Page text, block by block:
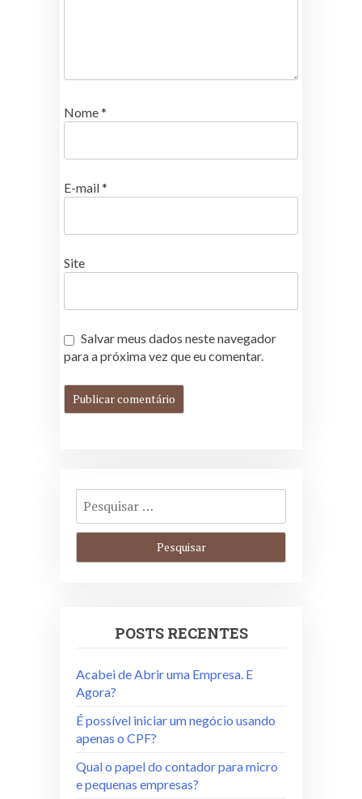
Nome*
E-mail*
Site
Salvar meus dados neste navegador
para a próxima vez que eu comentar.
POSTS RECENTES
Acabei de Abrir uma Empresa. E
Agora?
É possível iniciar um negócio usando
apenas o CPF?
Qual o papel do contador para micro
e pequenas empresas?